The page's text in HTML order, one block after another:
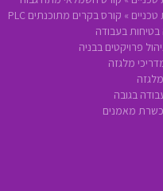
» קורס בקרים מתוכנתים PLC
בעבודה
פרויקטים בבניה
מלגזה
בגובה
מאמנים